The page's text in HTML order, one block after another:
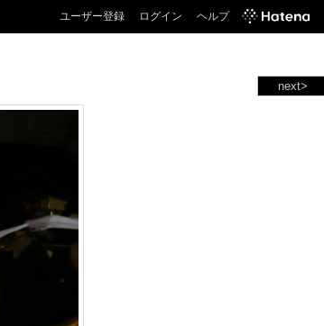
ユーザー登録 ログイン ヘルプ
next>